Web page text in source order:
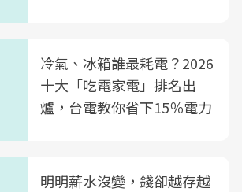
冷氣、冰箱誰最耗電？2026
十大「吃電家電」排名出
爐，台電教你省下15％電力
明明薪水沒變，錢卻越存越